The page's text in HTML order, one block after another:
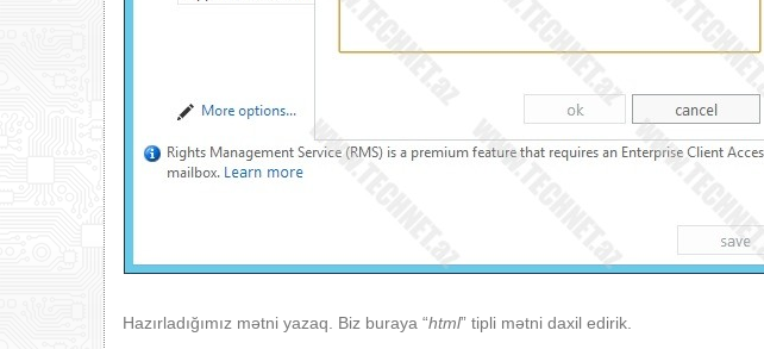
Hazırladığımız mətni yazaq. Biz buraya “html” tipli mətni daxil edirik.